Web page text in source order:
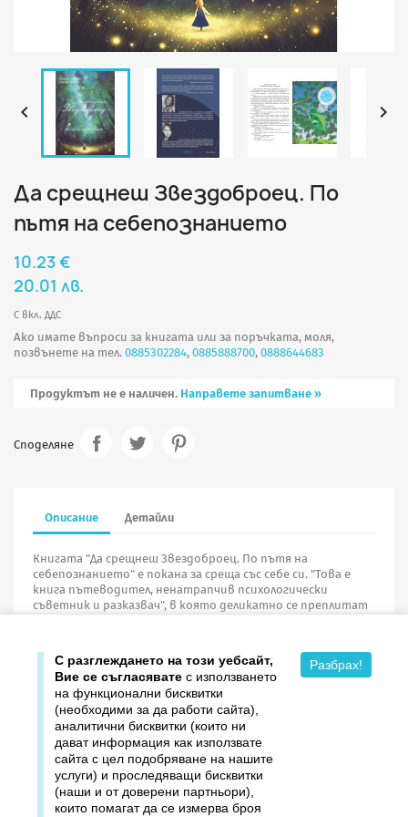
 
Да срещнеш Звездоброец. По
пътя на себепознанието
10.23 €
20.01 лв.
С вкл. ДДС
Ако имате въпроси за книгата или за поръчката, моля,
позвънете на тел. 0885302284, 0885888700, 0888644683
Продуктът не е наличен. Направете запитване »
Споделяне
Описание Детайли
Книгата "Да срещнеш Звездоброец. По пътя на
себепознанието" е покана за среща със себе си. "Това е
книга пътеводител, ненатрапчив психологически
съветник и разказвач", в която деликатно се преплитат
Продукти
Издателство ДОМИНО
С разглеждането на този уебсайт,
Вие се съгласявате с използването
на функционални бисквитки
(необходими за да работи сайта),
аналитични бисквитки (които ни
дават информация как използвате
сайта с цел подобряване на нашите
услуги) и проследяващи бисквитки
(наши и от доверени партньори),
които помагат да се измерва броя
Разбрах!